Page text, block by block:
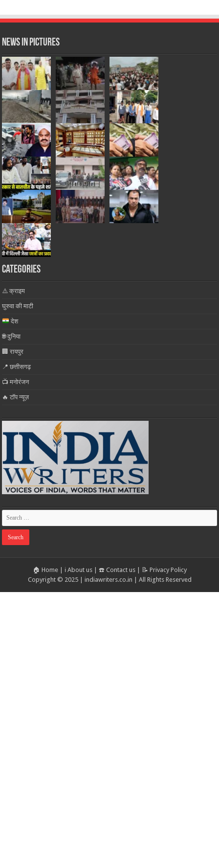
News in Pictures
Categories
⚠️ क्राइम
घुरुवा की माटी
देश
🌐 दुनिया
🏢 रायपुर
📍 छत्तीसगढ़
📺 मनोरंजन
🔥 टॉप न्यूज़
🏠 Home| ℹ️ About us| ☎️ Contact us| 📝 Privacy Policy
Copyright © 2025 | indiawriters.co.in | All Rights Reserved